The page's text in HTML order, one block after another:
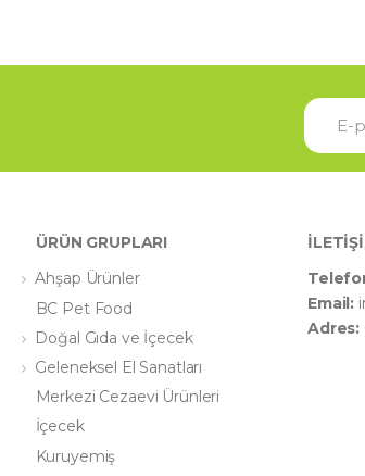
ÜRÜN GRUPLARI
Ahşap Ürünler
BC Pet Food
Doğal Gıda ve İçecek
Geleneksel El Sanatları
Merkezi Cezaevi Ürünleri
İçecek
Kuruyemiş
Email:
Adres: